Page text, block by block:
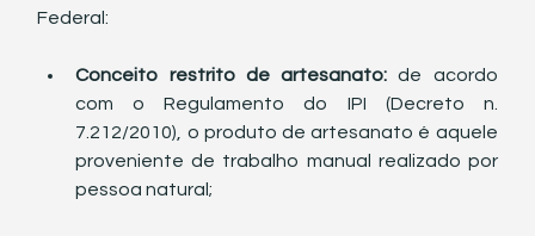
Federal:
Conceito restrito de artesanato: de acordo
com o Regulamento do IPI (Decreto n.
7.212/2010), o produto de artesanato é aquele
proveniente de trabalho manual realizado por
pessoa natural;